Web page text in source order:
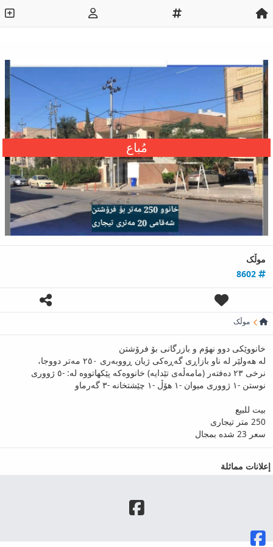
مُباع
موڵک
موڵک
خانووێکی دوو نهۆم و بازرگانی بۆ فرۆشتن
لە هەولێر لە ناو بازاڕی گەڕەکی ژیان ڕووبەری ٢٥٠ مەتر دووجا،
نرخی ٢٣ دەفتەر (مامەڵەی تێدایە) خانووەکە پێکهاتووە لە: -٥ ژووری
نوستن -١ ژووری میوان -١ هۆڵ -١ چێشتخانە -٣ گەرماو
بیت للبیع
250 متر تیجاری
سعر 23 شدە بمجال
إعلانات مماثلة